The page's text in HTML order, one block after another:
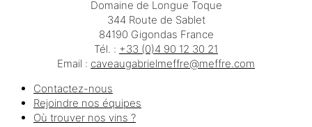
Domaine de Longue Toque
344 Route de Sablet
84190 Gigondas France
Tél. : +33 (0)4 90 12 30 21
Email : moc.erffem@erffemleirbaguaevac
Contactez-nous
Rejoindre nos équipes
Où trouver nos vins ?